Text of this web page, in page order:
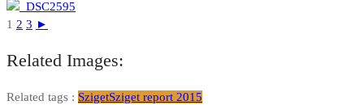
1 2 3 ►
Related Images:
Related tags : SzigetSziget report 2015